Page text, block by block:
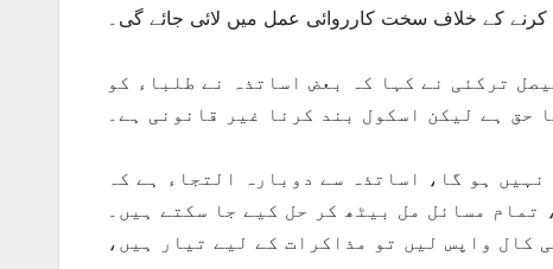
کرنے کے خلاف سخت کارروائی عمل میں لائی جائے گی۔
ترکئی نے کہا کہ بعض اساتذہ نے طلباء کو
حق ہے لیکن اسکول بند کرنا غیر قانونی ہے۔
ہو گا، اساتذہ سے دوبارہ التجاء ہے کہ
تمام مسائل مل بیٹھ کر حل کیے جا سکتے ہیں۔
کال واپس لیں تو مذاکرات کے لیے تیار ہیں،